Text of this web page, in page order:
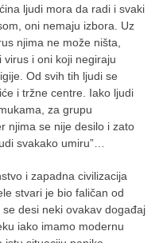
ljudi mora da radi i svaki
oni nemaju izbora. Uz
njima ne može ništa,
i oni koji negiraju
Od svih tih ljudi se
i tržne centre. Iako ljudi
za grupu
njima se nije desilo i zato
svakako umiru”…
i zapadna civilizacija
stvari je bio faličan od
desi neki ovakav događaj
iako imamo modernu